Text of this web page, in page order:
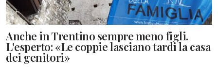
Anche in Trentino sempre meno figli.
L'esperto: «Le coppie lasciano tardi la casa
dei genitori»